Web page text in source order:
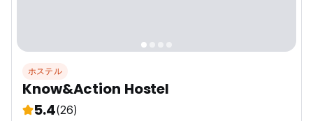
ホステル
Know&Action Hostel
5.4(26)